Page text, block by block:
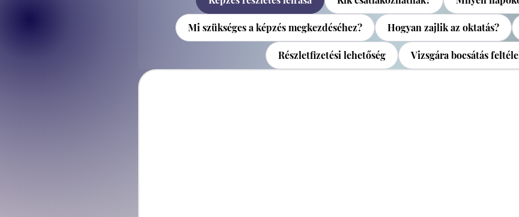
Mi szükséges a képzés megkezdéséhez? Hogyan zajlik az oktatás?
Részletfizetési lehetőség Vizsgára bocsátás